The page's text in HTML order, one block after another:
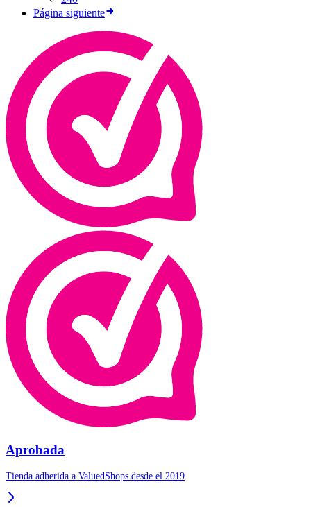
Página siguiente
Aprobada
Tienda adherida a ValuedShops desde el 2019